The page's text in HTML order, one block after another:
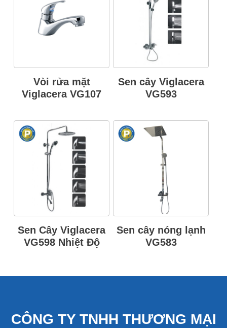
Vòi rửa mặt
Viglacera VG107
Sen cây Viglacera
VG593
Sen Cây Viglacera
VG598 Nhiệt Độ
Sen cây nóng lạnh
VG583
CÔNG TY TNHH THƯƠNG MẠI